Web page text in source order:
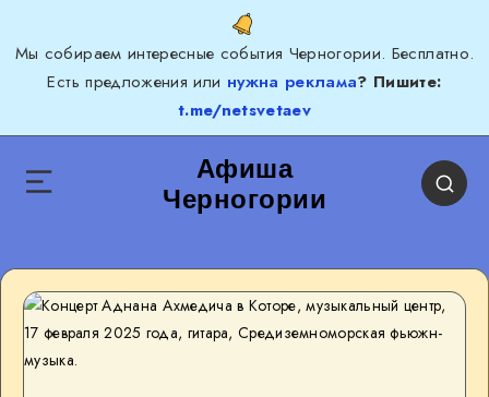
Мы собираем интересные события Черногории. Бесплатно.
Есть предложения или нужна реклама? Пишите:
t.me/netsvetaev
Афиша
Черногории